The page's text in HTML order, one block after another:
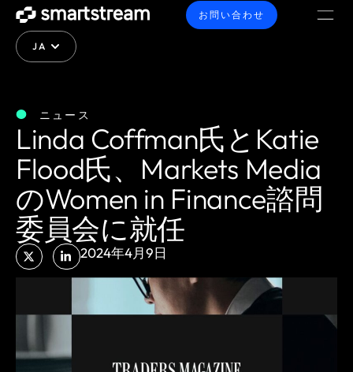
JA
お問い合わせ
ニュース
Linda Coffman氏とKatie
Flood氏、Markets Media
のWomen in Finance諮問
委員会に就任
2024年4月9日